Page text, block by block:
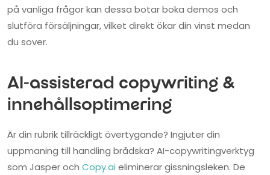
på vanliga frågor kan dessa botar boka demos och
slutföra försäljningar, vilket direkt ökar din vinst medan
du sover.
AI-assisterad copywriting &
innehållsoptimering
Är din rubrik tillräckligt övertygande? Ingjuter din
uppmaning till handling brådska? AI-copywritingverktyg
som Jasper och Copy.ai eliminerar gissningsleken. De